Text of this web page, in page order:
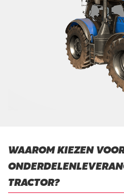
WAAROM KIEZEN
TRACTOR?